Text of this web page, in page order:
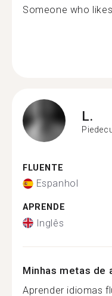
Someone who likes
L.
FLUENTE
Espanhol
APRENDE
Inglês
Minhas metas de
Aprender idiomas